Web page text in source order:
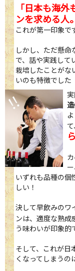
「日本も海
ンを求める人
これが第一印象で
しかし、ただ懸
で、話や実践して
栽培したことがな
いのも特徴でした
いずれも品種の個
しい！
決して早飲みのワ
ンは、適度な熟成
う味わいが印象的
そして、これが日
くなってしまうの